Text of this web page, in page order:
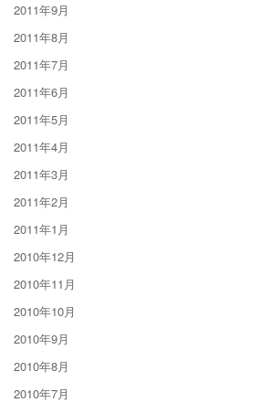
2011年9月
2011年8月
2011年7月
2011年6月
2011年5月
2011年4月
2011年3月
2011年2月
2011年1月
2010年12月
2010年11月
2010年10月
2010年9月
2010年8月
2010年7月